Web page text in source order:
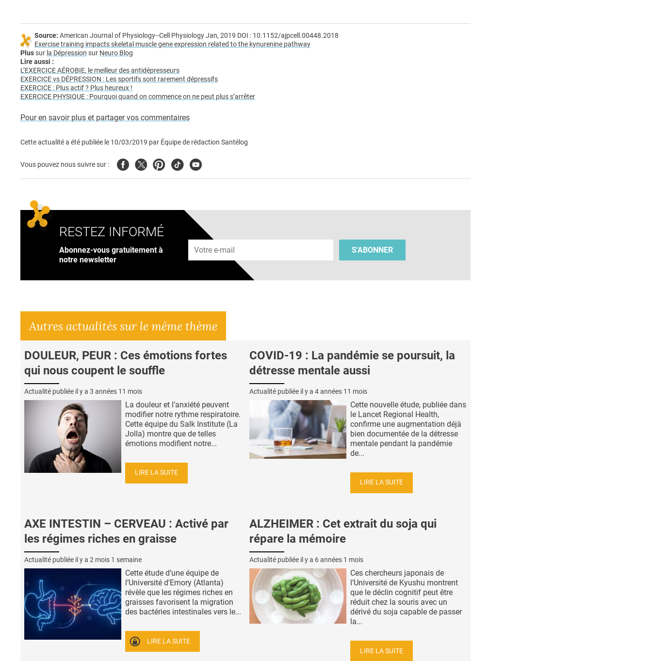
Source: American Journal of Physiology--Cell Physiology Jan, 2019 DOI : 10.​1152/​ajpcell.​00448.​2018
Exercise training impacts skeletal muscle gene expression related to the kynurenine pathway
Plussur la Dépression sur Neuro Blog
Lire aussi :
L’EXERCICE AÉROBIE, le meilleur des antidépresseurs
EXERCICE vs DÉPRESSION : Les sportifs sont rarement dépressifs
EXERCICE : Plus actif ? Plus heureux !
EXERCICE PHYSIQUE : Pourquoi quand on commence on ne peut plus s’arrêter
Pour en savoir plus et partager vos commentaires
Cette actualité a été publiée le 10/03/2019 par Équipe de rédaction Santélog
Vous pouvez nous suivre sur : FacebookTwitterPinterest
TiktokYoutube
RESTEZ INFORMÉ
Abonnez-vous gratuitement à
notre newsletter
Adresse e-mail
S'ABONNER
Autres actualités sur le même thème
DOULEUR, PEUR : Ces émotions fortes
qui nous coupent le souffle
Actualité publiée il y a 3 années 11 mois
La douleur et l’anxiété peuvent
modifier notre rythme respiratoire.
Cette équipe du Salk Institute (La
Jolla) montre que de telles
émotions modifient notre...
LIRE LA SUITE
COVID-19 : La pandémie se poursuit, la
détresse mentale aussi
Actualité publiée il y a 4 années 11 mois
Cette nouvelle étude, publiée dans
le Lancet Regional Health,
confirme une augmentation déjà
bien documentée de la détresse
mentale pendant la pandémie
de...
LIRE LA SUITE
AXE INTESTIN – CERVEAU : Activé par
les régimes riches en graisse
Actualité publiée il y a 2 mois 1 semaine
Cette étude d’une équipe de
l’Université d'Emory (Atlanta)
révèle que les régimes riches en
graisses favorisent la migration
des bactéries intestinales vers le...
LIRE LA SUITE
ALZHEIMER : Cet extrait du soja qui
répare la mémoire
Actualité publiée il y a 6 années 1 mois
Ces chercheurs japonais de
l’Université de Kyushu montrent
que le déclin cognitif peut être
réduit chez la souris avec un
dérivé du soja capable de passer
la...
LIRE LA SUITE